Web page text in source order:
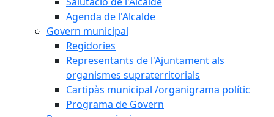
Agenda de l'Alcalde
Govern municipal
Regidories
Representants de l'Ajuntament als
organismes supraterritorials
Cartipàs municipal /organigrama polític
Programa de Govern